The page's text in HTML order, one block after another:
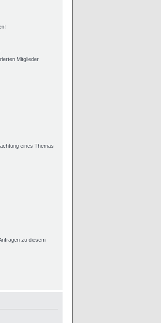
Mitglieder
eines Themas
zu diesem